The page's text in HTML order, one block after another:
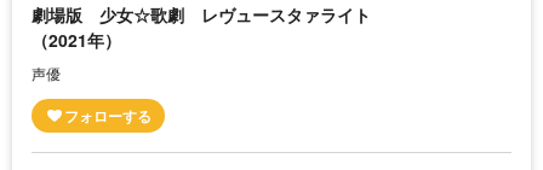
劇場版 少女☆歌劇 レヴュースタァライト
（2021年）
声優